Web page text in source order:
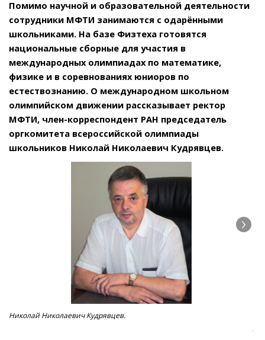
Помимо научной и образовательной деятельности
сотрудники МФТИ занимаются с одарёнными
школьниками. На базе Физтеха готовятся
национальные сборные для участия в
международных олимпиадах по математике,
физике и в соревнованиях юниоров по
естествознанию. О международном школьном
олимпийском движении рассказывает ректор
МФТИ, член-корреспондент РАН председатель
оргкомитета всероссийской олимпиады
школьников Николай Николаевич Кудрявцев.
Николай Николаевич Кудрявцев.